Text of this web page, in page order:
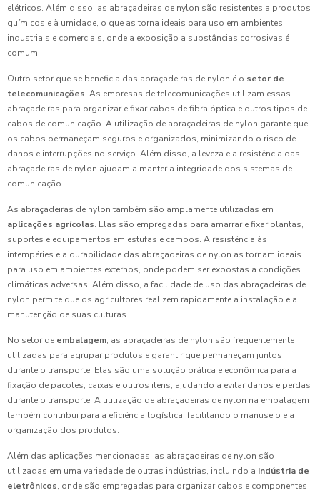
elétricos. Além disso, as abraçadeiras de nylon são resistentes a produtos
químicos e à umidade, o que as torna ideais para uso em ambientes
industriais e comerciais, onde a exposição a substâncias corrosivas é
comum.
Outro setor que se beneficia das abraçadeiras de nylon é o setor de
telecomunicações. As empresas de telecomunicações utilizam essas
abraçadeiras para organizar e fixar cabos de fibra óptica e outros tipos de
cabos de comunicação. A utilização de abraçadeiras de nylon garante que
os cabos permaneçam seguros e organizados, minimizando o risco de
danos e interrupções no serviço. Além disso, a leveza e a resistência das
abraçadeiras de nylon ajudam a manter a integridade dos sistemas de
comunicação.
As abraçadeiras de nylon também são amplamente utilizadas em
aplicações agrícolas. Elas são empregadas para amarrar e fixar plantas,
suportes e equipamentos em estufas e campos. A resistência às
intempéries e a durabilidade das abraçadeiras de nylon as tornam ideais
para uso em ambientes externos, onde podem ser expostas a condições
climáticas adversas. Além disso, a facilidade de uso das abraçadeiras de
nylon permite que os agricultores realizem rapidamente a instalação e a
manutenção de suas culturas.
No setor de embalagem, as abraçadeiras de nylon são frequentemente
utilizadas para agrupar produtos e garantir que permaneçam juntos
durante o transporte. Elas são uma solução prática e econômica para a
fixação de pacotes, caixas e outros itens, ajudando a evitar danos e perdas
durante o transporte. A utilização de abraçadeiras de nylon na embalagem
também contribui para a eficiência logística, facilitando o manuseio e a
organização dos produtos.
Além das aplicações mencionadas, as abraçadeiras de nylon são
utilizadas em uma variedade de outras indústrias, incluindo a indústria de
eletrônicos, onde são empregadas para organizar cabos e componentes